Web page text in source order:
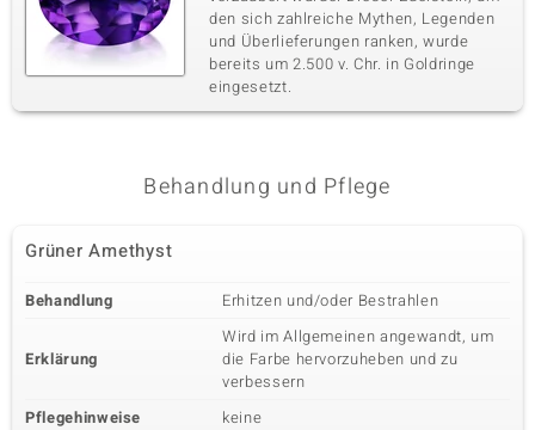
den sich zahlreiche Mythen, Legenden
und Überlieferungen ranken, wurde
bereits um 2.500 v. Chr. in Goldringe
eingesetzt.
Behandlung und Pflege
Grüner Amethyst
Behandlung Erhitzen und/oder Bestrahlen
Erklärung
Wird im Allgemeinen angewandt, um
die Farbe hervorzuheben und zu
verbessern
Pflegehinweise
keine